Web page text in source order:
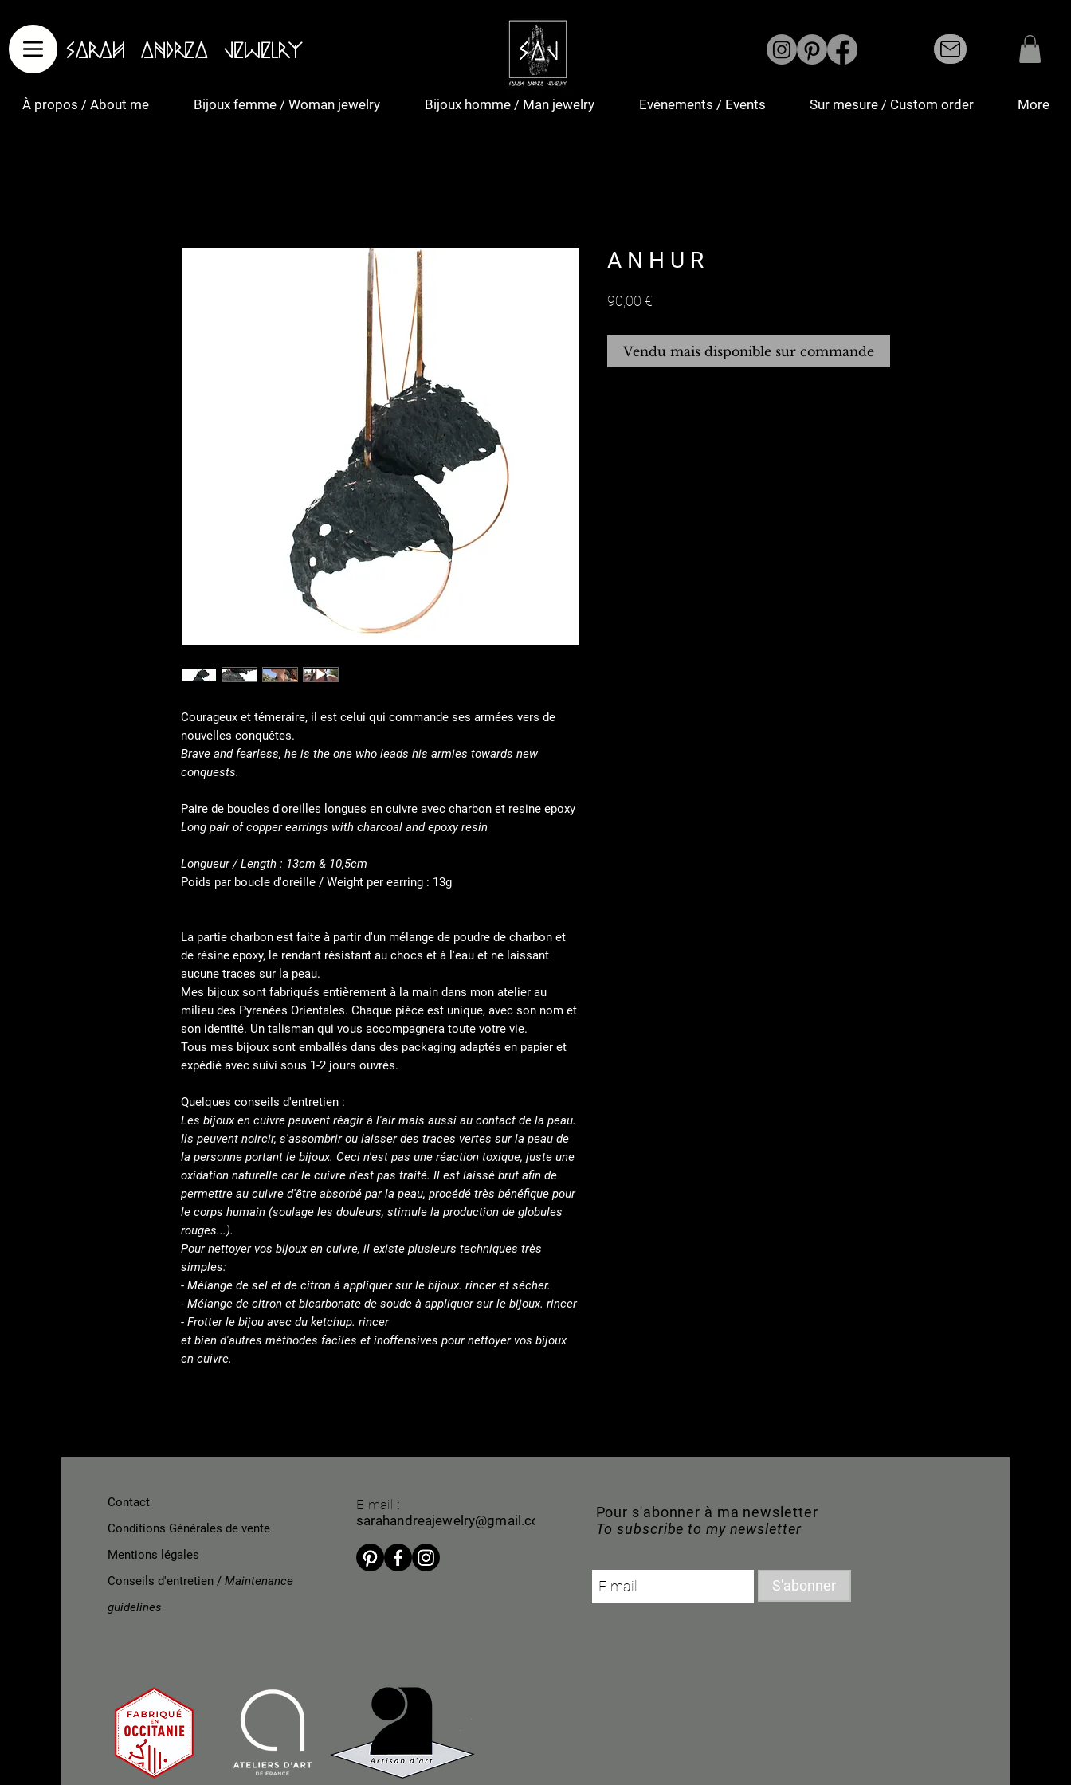
Sarah Andrea Jewelry
À propos / About me Bijoux femme / Woman jewelry Bijoux homme / Man jewelry Evènements / Events Sur mesure / Custom order More
Courageux et témeraire, il est celui qui commande ses armées vers de
nouvelles conquêtes.
Brave and fearless, he is the one who leads his armies towards new
conquests.
Paire de boucles d'oreilles longues en cuivre avec charbon et resine epoxy
Long pair of copper earrings with charcoal and epoxy resin
Longueur / Length : 13cm & 10,5cm
Poids par boucle d'oreille / Weight per earring : 13g
La partie charbon est faite à partir d'un mélange de poudre de charbon et
de résine epoxy, le rendant résistant au chocs et à l'eau et ne laissant
aucune traces sur la peau.
Mes bijoux sont fabriqués entièrement à la main dans mon atelier au
milieu des Pyrenées Orientales. Chaque pièce est unique, avec son nom et
son identité. Un talisman qui vous accompagnera toute votre vie.
Tous mes bijoux sont emballés dans des packaging adaptés en papier et
expédié avec suivi sous 1-2 jours ouvrés.
Quelques conseils d'entretien :
Les bijoux en cuivre peuvent réagir à l'air mais aussi au contact de la peau.
Ils peuvent noircir, s'assombrir ou laisser des traces vertes sur la peau de
la personne portant le bijoux. Ceci n'est pas une réaction toxique, juste une
oxidation naturelle car le cuivre n'est pas traité. Il est laissé brut afin de
permettre au cuivre d'être absorbé par la peau, procédé très bénéfique pour
le corps humain (soulage les douleurs, stimule la production de globules
rouges...).
Pour nettoyer vos bijoux en cuivre, il existe plusieurs techniques très
simples:
- Mélange de sel et de citron à appliquer sur le bijoux. rincer et sécher.
- Mélange de citron et bicarbonate de soude à appliquer sur le bijoux. rincer
- Frotter le bijou avec du ketchup. rincer
et bien d'autres méthodes faciles et inoffensives pour nettoyer vos bijoux
en cuivre.
A N H U R
90,00 €
Vendu mais disponible sur commande
Contact
Conditions Générales de vente
Mentions légales
Conseils d'entretien / Maintenance
guidelines
E-mail :
sarahandreajewelry@gmail.com
Pour s'abonner à ma newsletter
To subscribe to my newsletter
S'abonner